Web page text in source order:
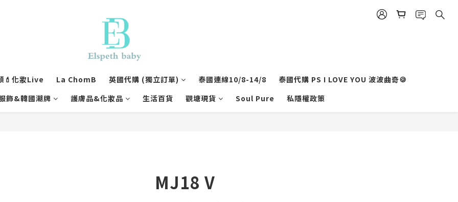
💄化妝Live La ChomB 英國代購 (獨立訂單) 泰國連線10/8-14/8
泰國代購 PS I LOVE YOU 波波曲奇🍪
飾&韓國潮牌
護膚品&化妝品 生活百貨 觀塘現貨 Soul Pure 私隱權政策
MJ18 V